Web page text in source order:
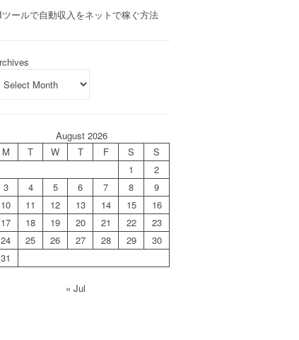
ールで自動収入をネットで稼ぐ方法
August 2026
M
T W T F S
S
1
2
3
4 5 6 7 8
9
10
11 12 13 14 15
16
17
18 19 20 21 22
23
24
25 26 27 28 29
30
31
« Jul